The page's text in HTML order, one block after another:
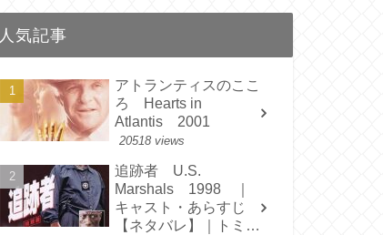
人気記事
アトランティスのここ
ろ Hearts in
Atlantis 2001
20518 views
追跡者 U.S.
Marshals 1998 ｜
キャスト・あらすじ
【ネタバレ】｜トミ